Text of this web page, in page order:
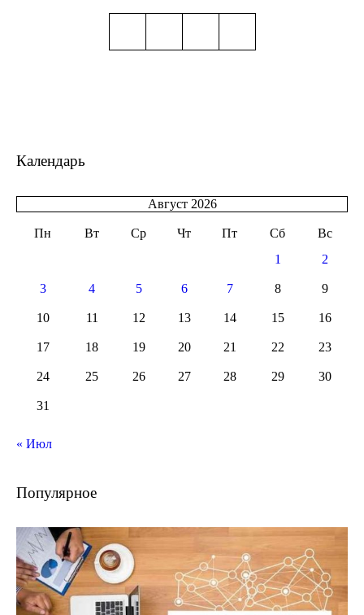
Календарь
Август 2026
Пн Вт Ср Чт Пт Сб
Вс
1
2
3 4 5 6 7 8 9
10 11 12 13 14 15 16
17 18 19 20 21 22 23
24 25 26 27 28 29 30
31
« Июл
Популярное